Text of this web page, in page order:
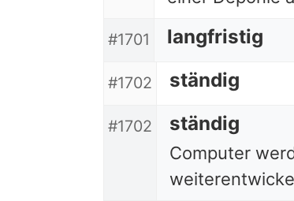
#1701 langfristig
#1702 ständig
#1702 ständig
Computer